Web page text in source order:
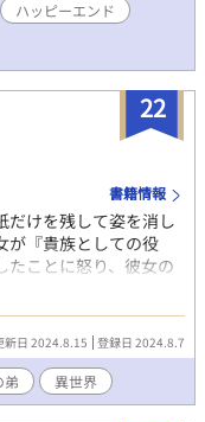
ハッピーエンド
22
書籍情報
だけを残して姿を消し
が『貴族としての役
たことに怒り、彼女の
かるまでの間、双子
フランシスカ』を演じ
地雷避けの役割をほと
何でも許せる方向け
新日 2024.8.15 登録日 2024.8.7
弟 異世界